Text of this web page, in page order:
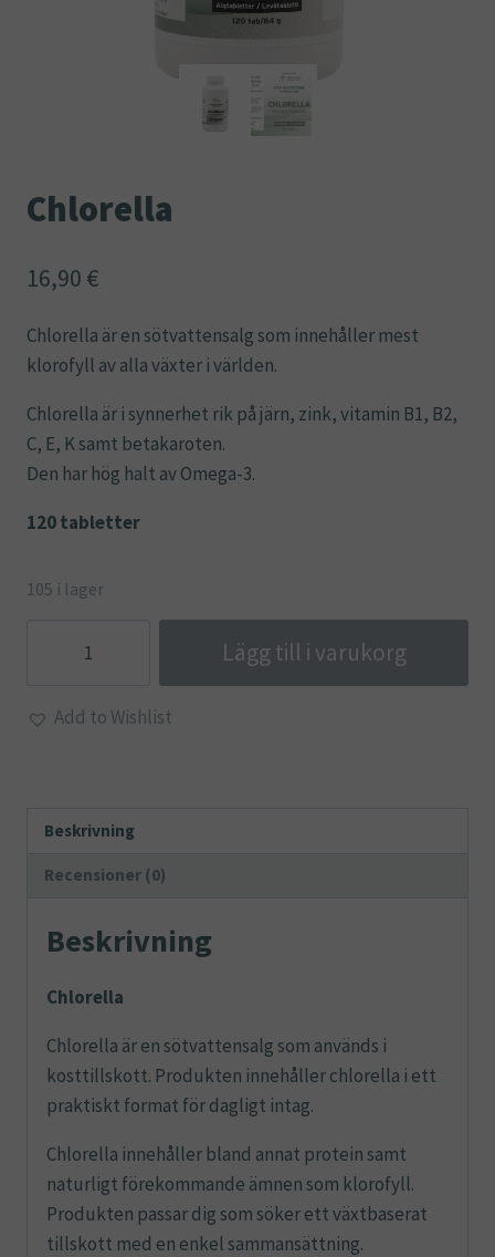
Chlorella
16,90 €
Chlorella är en sötvattensalg som innehåller mest
klorofyll av alla växter i världen.
Chlorella är i synnerhet rik på järn, zink, vitamin B1, B2,
C, E, K samt betakaroten.
Den har hög halt av Omega-3.
120 tabletter
105 i lager
Lägg till i varukorg
Add to Wishlist
Beskrivning
Recensioner (0)
Beskrivning
Chlorella
Chlorella är en sötvattensalg som används i
kosttillskott. Produkten innehåller chlorella i ett
praktiskt format för dagligt intag.
Chlorella innehåller bland annat protein samt
naturligt förekommande ämnen som klorofyll.
Produkten passar dig som söker ett växtbaserat
tillskott med en enkel sammansättning.